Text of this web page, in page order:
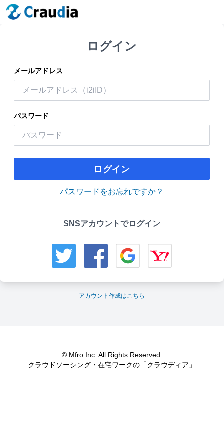
ログイン
メールアドレス
パスワード
ログイン
パスワードをお忘れですか？
SNSアカウントでログイン
アカウント作成はこちら
© Mfro Inc. All Rights Reserved.
クラウドソーシング・在宅ワークの「クラウディア」